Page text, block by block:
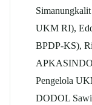
UKM RI),
BPDP-KS),
Pengelola
DODOL